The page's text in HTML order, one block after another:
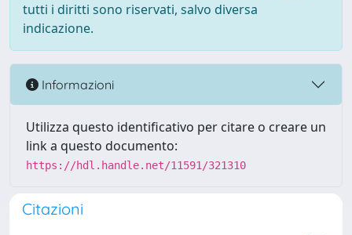
tutti i diritti sono riservati, salvo diversa
indicazione.
Informazioni
Utilizza questo identificativo per citare o creare un
link a questo documento:
https://hdl.handle.net/11591/321310
Citazioni